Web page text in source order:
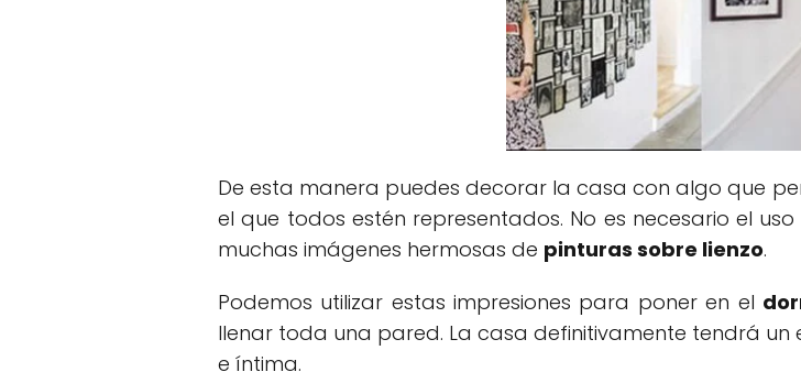
De esta manera puedes decorar la casa con algo que
el que todos estén representados. No es necesario el
muchas imágenes hermosas de pinturas sobre lienzo.
Podemos utilizar estas impresiones para poner en el
llenar toda una pared. La casa definitivamente tendrá
e íntima.